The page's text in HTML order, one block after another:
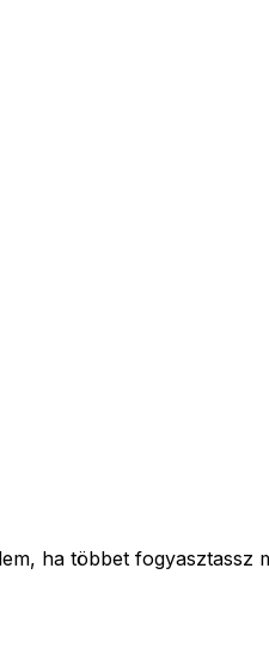
ha többet